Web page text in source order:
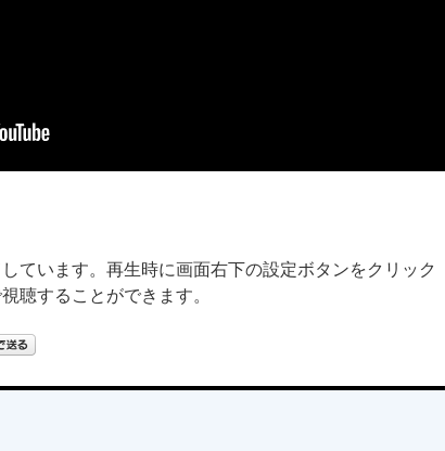
ています。再生時に画面右下の設定ボタンをクリック
聴することができます。